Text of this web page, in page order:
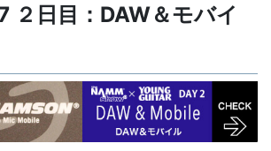
２日目：DAW＆モバイ